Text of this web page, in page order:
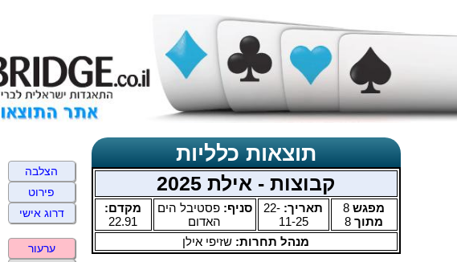
תוצאות כלליות
קבוצות - אילת 2025
מפגש 8
מתוך 8
תאריך: 22-
11-25
סניף:פסטיבל הים
האדום
מקדם:
22.91
מנהל תחרות: שזיפי אילן
הצלבה
פירוט
דרוג אישי
ערעור